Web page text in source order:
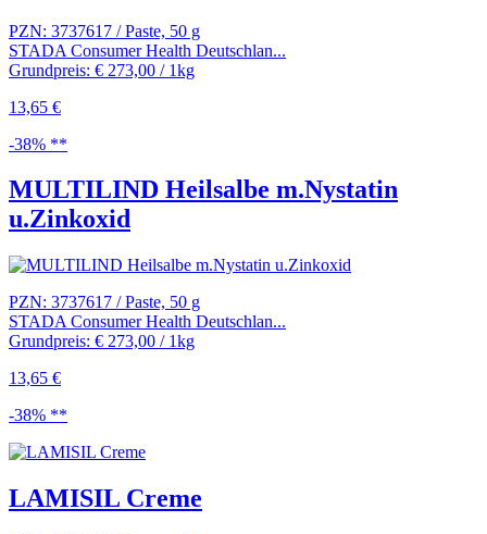
PZN: 3737617 / Paste, 50 g
STADA Consumer Health Deutschlan...
Grundpreis: € 273,00 / 1kg
13,65 €
-38% **
MULTILIND Heilsalbe m.Nystatin
u.Zinkoxid
PZN: 3737617 / Paste, 50 g
STADA Consumer Health Deutschlan...
Grundpreis: € 273,00 / 1kg
13,65 €
-38% **
LAMISIL Creme